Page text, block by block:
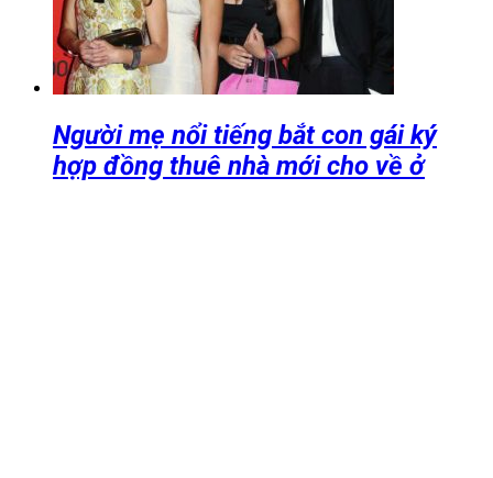
Người mẹ nổi tiếng bắt con gái ký
hợp đồng thuê nhà mới cho về ở